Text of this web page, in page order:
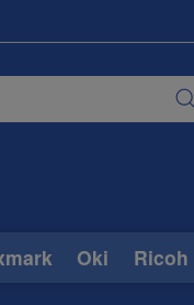
Oki Ricoh